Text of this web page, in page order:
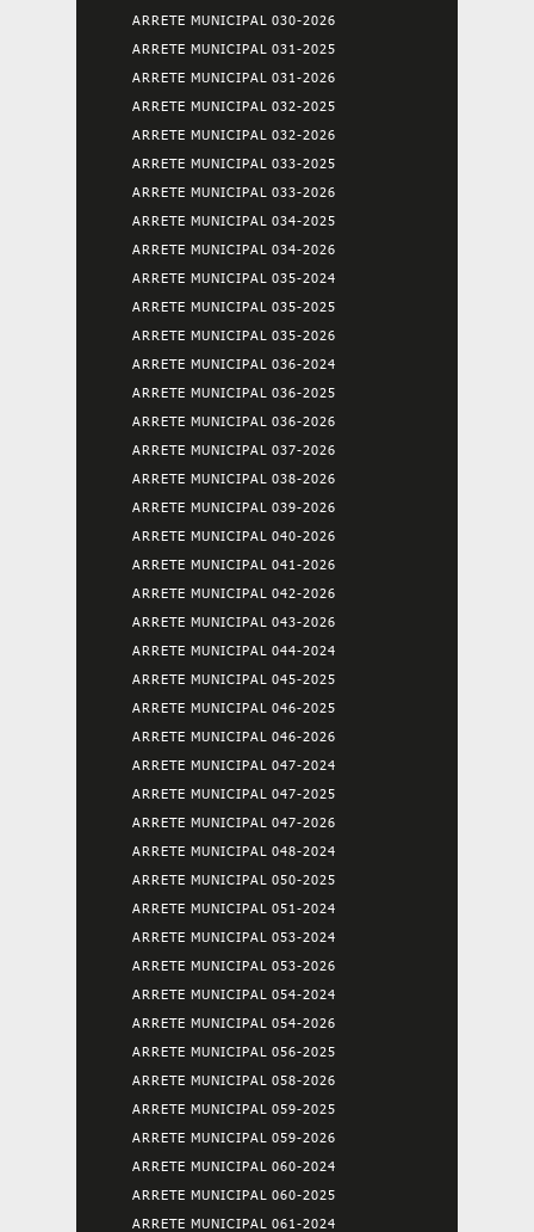
ARRETE MUNICIPAL 030-2026
ARRETE MUNICIPAL 031-2025
ARRETE MUNICIPAL 031-2026
ARRETE MUNICIPAL 032-2025
ARRETE MUNICIPAL 032-2026
ARRETE MUNICIPAL 033-2025
ARRETE MUNICIPAL 033-2026
ARRETE MUNICIPAL 034-2025
ARRETE MUNICIPAL 034-2026
ARRETE MUNICIPAL 035-2024
ARRETE MUNICIPAL 035-2025
ARRETE MUNICIPAL 035-2026
ARRETE MUNICIPAL 036-2024
ARRETE MUNICIPAL 036-2025
ARRETE MUNICIPAL 036-2026
ARRETE MUNICIPAL 037-2026
ARRETE MUNICIPAL 038-2026
ARRETE MUNICIPAL 039-2026
ARRETE MUNICIPAL 040-2026
ARRETE MUNICIPAL 041-2026
ARRETE MUNICIPAL 042-2026
ARRETE MUNICIPAL 043-2026
ARRETE MUNICIPAL 044-2024
ARRETE MUNICIPAL 045-2025
ARRETE MUNICIPAL 046-2025
ARRETE MUNICIPAL 046-2026
ARRETE MUNICIPAL 047-2024
ARRETE MUNICIPAL 047-2025
ARRETE MUNICIPAL 047-2026
ARRETE MUNICIPAL 048-2024
ARRETE MUNICIPAL 050-2025
ARRETE MUNICIPAL 051-2024
ARRETE MUNICIPAL 053-2024
ARRETE MUNICIPAL 053-2026
ARRETE MUNICIPAL 054-2024
ARRETE MUNICIPAL 054-2026
ARRETE MUNICIPAL 056-2025
ARRETE MUNICIPAL 058-2026
ARRETE MUNICIPAL 059-2025
ARRETE MUNICIPAL 059-2026
ARRETE MUNICIPAL 060-2024
ARRETE MUNICIPAL 060-2025
ARRETE MUNICIPAL 061-2024